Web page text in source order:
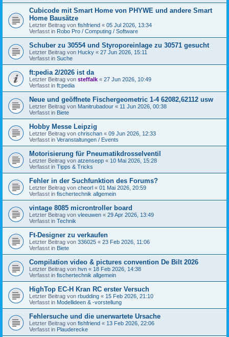
Cubicode mit Smart Home von PHYWE und andere Smart
Home Bausätze
Letzter Beitrag von fishfriend « 05 Jul 2026, 13:34
Verfasst in Robo Pro / Computing / Software
Schuber zu 30554 und Styroporeinlage zu 30571 gesucht
Letzter Beitrag von Hucky « 27 Jun 2026, 15:11
Verfasst in Suche
ft:pedia 2/2026 ist da
Letzter Beitrag von steffalk « 27 Jun 2026, 10:49
Verfasst in ft:pedia
Neue und geöffnete Fischergeometric 1-4 62082,62112 usw
Letzter Beitrag von Manitrubadour « 11 Jun 2026, 00:38
Verfasst in Biete
Hobby Messe Leipzig
Letzter Beitrag von chrischan « 09 Jun 2026, 12:33
Verfasst in Veranstaltungen / Events
Motorisierung für Pneumatikdrosselventil
Letzter Beitrag von atzensepp « 10 Mai 2026, 15:28
Verfasst in Tipps & Tricks
Fehler in der Suchfunktion des Forums?
Letzter Beitrag von cheorl « 01 Mai 2026, 20:59
Verfasst in fischertechnik allgemein
vintage 8085 microntroller board
Letzter Beitrag von vleeuwen « 29 Apr 2026, 13:49
Verfasst in Technik
Ft-Designer zu verkaufen
Letzter Beitrag von 336025 « 23 Feb 2026, 11:06
Verfasst in Biete
Compilation video & pictures convention De Bilt 2026
Letzter Beitrag von hvn « 18 Feb 2026, 14:38
Verfasst in fischertechnik allgemein
HighTop EC-H Kran RC erster Versuch
Letzter Beitrag von rbudding « 15 Feb 2026, 21:10
Verfasst in Modellideen & -vorstellung
Fehlersuche und die unerwartete Ursache
Letzter Beitrag von fishfriend « 13 Feb 2026, 22:06
Verfasst in Plauderecke